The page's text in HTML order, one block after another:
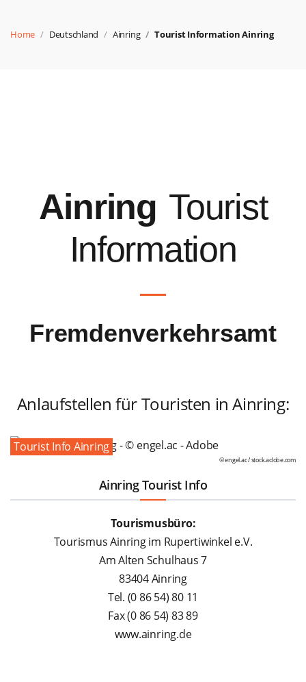
Home Deutschland Ainring Tourist Information Ainring
Ainring Tourist
Information
Fremdenverkehrsamt
Anlaufstellen für Touristen in Ainring:
Tourist Info Ainring
© engel.ac /stock.adobe.com
Ainring Tourist Info
Tourismusbüro:
Tourismus Ainring im Rupertiwinkel e.V.
Am Alten Schulhaus 7
83404 Ainring
Tel. (0 86 54) 80 11
Fax (0 86 54) 83 89
www.ainring.de